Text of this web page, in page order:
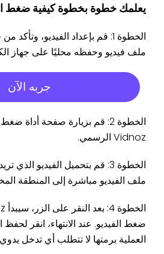
يعلمك خطوة بخطوة كيفية ضغط
ملف فيديو وحفظه محليًا على جهاز
جربه الآن
الخطوة 2: قم بزيارة صفحة أداة
Vidnoz الرسمي.
الخطوة 3: قم بتحميل الفيديو
ملف الفيديو مباشرة إلى المنطقة
ضغط الفيديو. عند الانتهاء، انقر
العملية برمتها لا تتطلب أي تدخل